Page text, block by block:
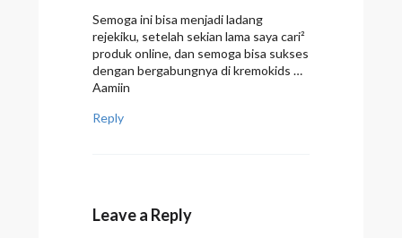
Semoga ini bisa menjadi ladang
rejekiku, setelah sekian lama saya cari²
produk online, dan semoga bisa sukses
dengan bergabungnya di kremokids …
Aamiin
Reply
Leave a Reply